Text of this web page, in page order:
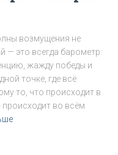
возмущения не
— это всегда барометр:
жажду победы и
точке, где всё
то, что происходит в
происходит во всём